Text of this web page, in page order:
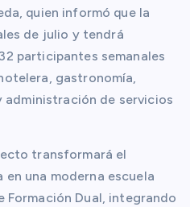
quien informó que la
de julio y tendrá
participantes semanales
gastronomía,
de servicios
transformará el
una moderna escuela
Formación Dual, integrando